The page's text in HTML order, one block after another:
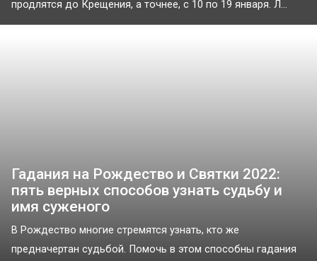
продлятся до Крещения, а точнее, с 10 по 19 января. Л...
Гадания на Рождество и Святки 2022:
пять верных способов узнать судьбу и
имя суженого
В Рождество многие стремятся узнать, кто же
предначертан судьбой. Помочь в этом способны гадания